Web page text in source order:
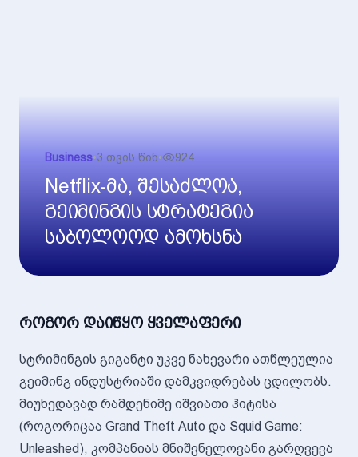
Business•3 თვის წინ• 924
Netflix-მა, შესაძლოა,
გეიმინგის სტრატეგია
საბოლოოდ ამოხსნა
როგორ დაიწყო ყველაფერი
სტრიმინგის გიგანტი უკვე ნახევარი ათწლეულია
გეიმინგ ინდუსტრიაში დამკვიდრებას ცდილობს.
მიუხედავად რამდენიმე იშვიათი ჰიტისა
(როგორიცაა Grand Theft Auto და Squid Game:
Unleashed), კომპანიას მნიშვნელოვანი გარღვევა